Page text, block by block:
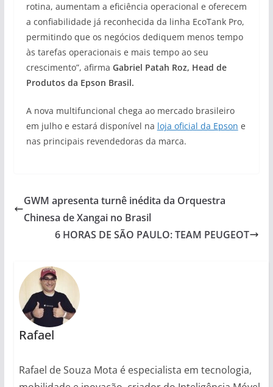
rotina, aumentam a eficiência operacional e oferecem
a confiabilidade já reconhecida da linha EcoTank Pro,
permitindo que os negócios dediquem menos tempo
às tarefas operacionais e mais tempo ao seu
crescimento”, afirma Gabriel Patah Roz, Head de
Produtos da Epson Brasil.
A nova multifuncional chega ao mercado brasileiro
em julho e estará disponível na loja oficial da Epson e
nas principais revendedoras da marca.
GWM apresenta turnê inédita da Orquestra
Chinesa de Xangai no Brasil
6 HORAS DE SÃO PAULO: TEAM PEUGEOT
Rafael
Rafael de Souza Mota é especialista em tecnologia,